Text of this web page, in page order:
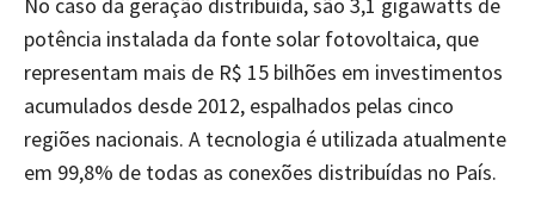
potência instalada da fonte solar fotovoltaica, que
representam mais de R$ 15 bilhões em investimentos
acumulados desde 2012, espalhados pelas cinco
regiões nacionais. A tecnologia é utilizada atualmente
em 99,8% de todas as conexões distribuídas no País.